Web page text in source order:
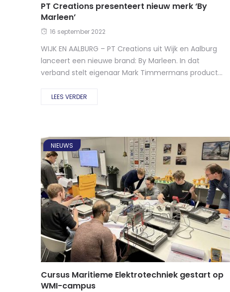
PT Creations presenteert nieuw merk ‘By
Marleen’
16 september 2022
WIJK EN AALBURG – PT Creations uit Wijk en Aalburg
lanceert een nieuwe brand: By Marleen. In dat
verband stelt eigenaar Mark Timmermans product...
LEES VERDER
NIEUWS
Cursus Maritieme Elektrotechniek gestart op
WMI-campus